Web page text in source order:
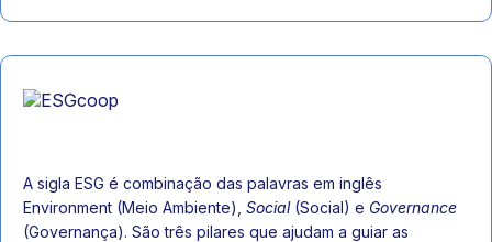
A sigla ESG é combinação das palavras em inglês
Environment (Meio Ambiente), Social (Social) e Governance
(Governança). São três pilares que ajudam a guiar as